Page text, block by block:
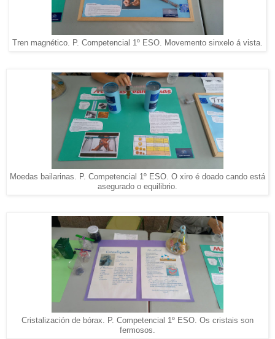
Tren magnético. P. Competencial 1º ESO. Movemento sinxelo á vista.
Moedas bailarinas. P. Competencial 1º ESO. O xiro é doado cando está
asegurado o equilibrio.
Cristalización de bórax. P. Competencial 1º ESO. Os cristais son
fermosos.